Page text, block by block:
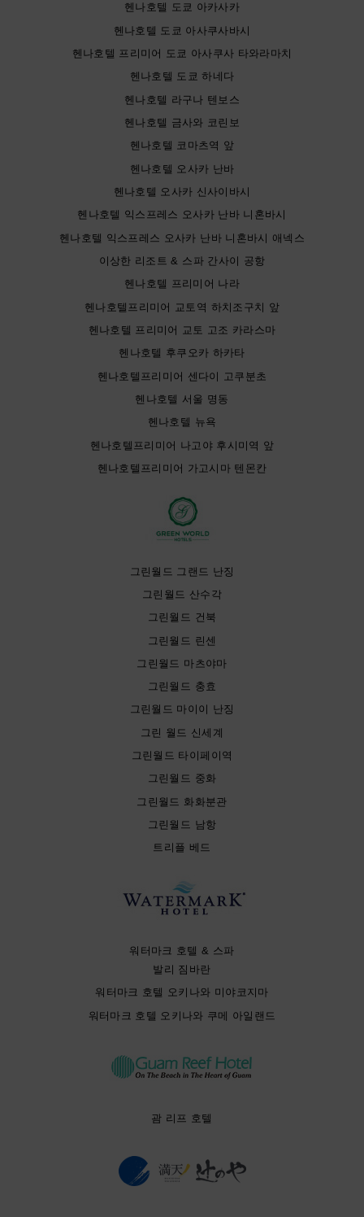
헨나호텔 도쿄 아카사카
헨나호텔 도쿄 아사쿠사바시
헨나호텔 프리미어 도쿄 아사쿠사 타와라마치
헨나호텔 도쿄 하네다
헨나호텔 라구나 텐보스
헨나호텔 금사와 코린보
헨나호텔 코마츠역 앞
헨나호텔 오사카 난바
헨나호텔 오사카 신사이바시
헨나호텔 익스프레스 오사카 난바 니혼바시
헨나호텔 익스프레스 오사카 난바 니혼바시 애넥스
이상한 리조트 & 스파 간사이 공항
헨나호텔 프리미어 나라
헨나호텔프리미어 교토역 하치조구치 앞
헨나호텔 프리미어 교토 고조 카라스마
헨나호텔 후쿠오카 하카타
헨나호텔프리미어 센다이 고쿠분초
헨나호텔 서울 명동
헨나호텔 뉴욕
헨나호텔프리미어 나고야 후시미역 앞
헨나호텔프리미어 가고시마 텐몬칸
그린월드 그랜드 난징
그린월드 산수각
그린월드 건북
그린월드 린센
그린월드 마츠야마
그린월드 충효
그린월드 마이이 난징
그린 월드 신세계
그린월드 타이페이역
그린월드 중화
그린월드 화화분관
그린월드 남항
트리플 베드
워터마크 호텔 & 스파
발리 짐바란
워터마크 호텔 오키나와 미야코지마
워터마크 호텔 오키나와 쿠메 아일랜드
괌 리프 호텔